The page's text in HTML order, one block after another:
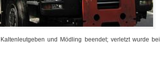
und Mödling beendet; verletzt wurde bei